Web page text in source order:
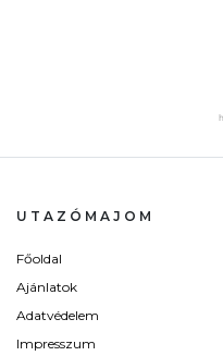
UTAZÓMAJOM
Főoldal
Ajánlatok
Adatvédelem
Impresszum